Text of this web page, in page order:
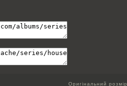
Оригінальний розмір